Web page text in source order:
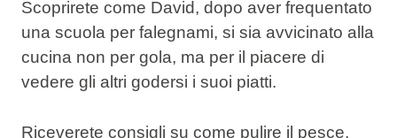
Scoprirete come David, dopo aver frequentato
una scuola per falegnami, si sia avvicinato alla
cucina non per gola, ma per il piacere di
vedere gli altri godersi i suoi piatti.
Riceverete consigli su come pulire il pesce,